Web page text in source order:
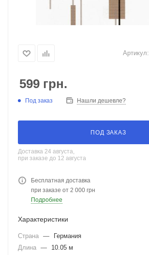
Артикул:
599 грн.
Под заказ Нашли дешевле?
ПОД ЗАКАЗ
Доставка 24 августа,
при заказе до 12 августа
Бесплатная доставка
при заказе от 2 000 грн
Подробнее
Характеристики
Страна —
Германия
Длина —
10.05 м